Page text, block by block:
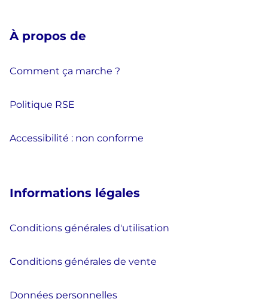
À propos de
Comment ça marche ?
Politique RSE
Accessibilité : non conforme
Informations légales
Conditions générales d'utilisation
Conditions générales de vente
Données personnelles